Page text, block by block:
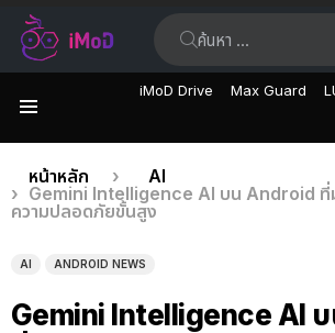
iMoD Drive Max Guard
เรื่อง
ล่าสุด
คุณอยู่ที่นี่:
หน้าหลัก
AI
Gemini Intelligence AI บน Android ที่
ความปลอดภัยขั้นสูง
AI ANDROID NEWS
Gemini Intelligence AI